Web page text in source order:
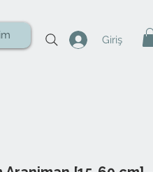
Giriş